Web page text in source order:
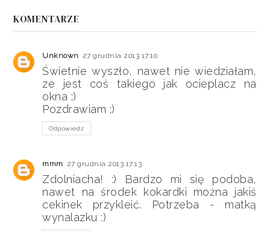
KOMENTARZE
Unknown 27 grudnia 2013 17:10
Świetnie wyszło, nawet nie wiedziałam,
ze jest coś takiego jak ocieplacz na
okna ;)
Pozdrawiam ;)
Odpowiedz
mmm 27 grudnia 2013 17:13
Zdolniacha! :) Bardzo mi się podoba,
nawet na środek kokardki można jakiś
cekinek przykleić. Potrzeba - matką
wynalazku :)